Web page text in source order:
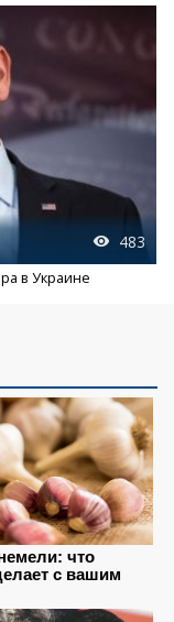
483
в Украине